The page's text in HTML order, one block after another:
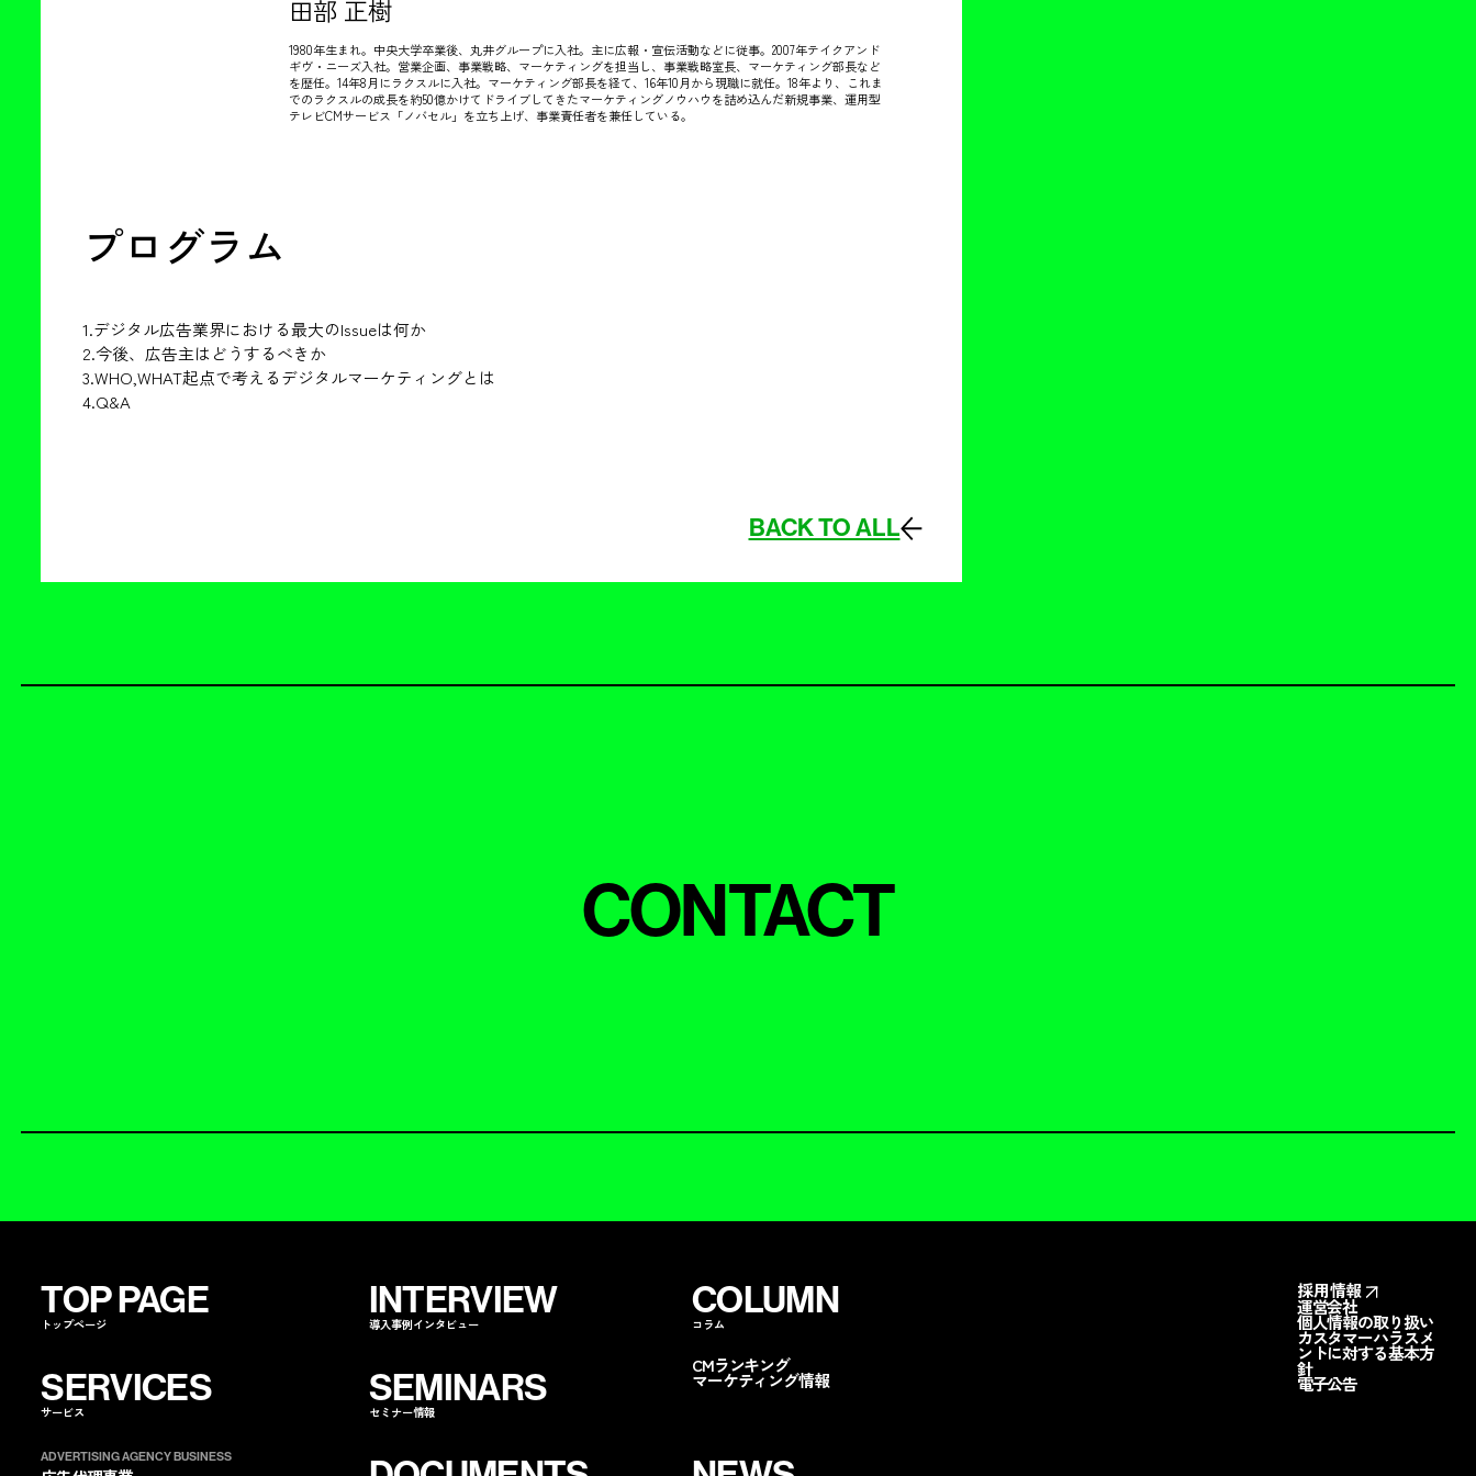
田部 正樹
1980年生まれ。中央大学卒業後、丸井グループに入社。主に広報・宣伝活動などに従事。2007年テイクアンド
ギヴ・ニーズ入社。営業企画、事業戦略、マーケティングを担当し、事業戦略室長、マーケティング部長など
を歴任。14年8月にラクスルに入社。マーケティング部長を経て、16年10月から現職に就任。18年より、これま
でのラクスルの成長を約50億かけてドライブしてきたマーケティングノウハウを詰め込んだ新規事業、運用型
テレビCMサービス「ノバセル」を立ち上げ、事業責任者を兼任している。
プログラム
1.デジタル広告業界における最大のIssueは何か
2.今後、広告主はどうするべきか
3.WHO,WHAT起点で考えるデジタルマーケティングとは
4.Q&A
BACK TO ALL
CONTACT
TOP PAGE
トップページ
INTERVIEW
導入事例インタビュー
COLUMN
コラム
CMランキング
マーケティング情報
SERVICES
サービス
ADVERTISING AGENCY BUSINESS
SEMINARS
セミナー情報
採用情報
運営会社
個人情報の取り扱い
カスタマーハラスメ
ントに対する基本方
針
電子公告